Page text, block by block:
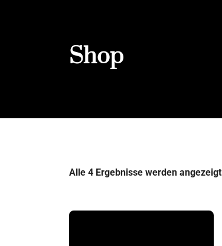
Shop
Alle 4 Ergebnisse werden angezeigt